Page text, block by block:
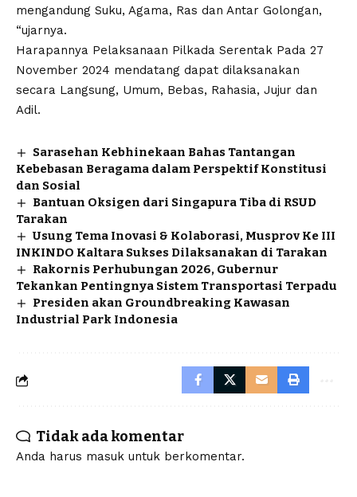
mengandung Suku, Agama, Ras dan Antar Golongan,
“ujarnya.
Harapannya Pelaksanaan Pilkada Serentak Pada 27
November 2024 mendatang dapat dilaksanakan
secara Langsung, Umum, Bebas, Rahasia, Jujur dan
Adil.
Sarasehan Kebhinekaan Bahas Tantangan
Kebebasan Beragama dalam Perspektif Konstitusi
dan Sosial
Bantuan Oksigen dari Singapura Tiba di RSUD
Tarakan
Usung Tema Inovasi & Kolaborasi, Musprov Ke III
INKINDO Kaltara Sukses Dilaksanakan di Tarakan
Rakornis Perhubungan 2026, Gubernur
Tekankan Pentingnya Sistem Transportasi Terpadu
Presiden akan Groundbreaking Kawasan
Industrial Park Indonesia
Tidak ada komentar
Anda harus masuk untuk berkomentar.